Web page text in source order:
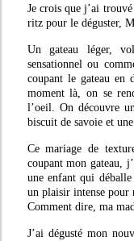
Je crois que j’ai
ritz pour le déguster,
Un gateau léger,
sensationnel ou
coupant le gateau en
moment là, on se
l’oeil. On découvre
biscuit de savoie et
Ce mariage de
coupant mon gateau,
une enfant qui déballe
un plaisir intense pour
Comment dire, ma
J’ai dégusté mon